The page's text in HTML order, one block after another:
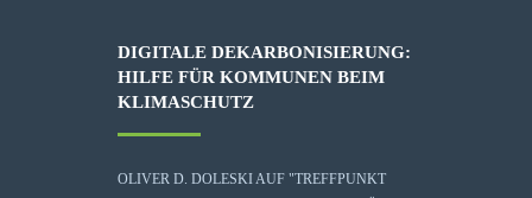
DIGITALE DEKARBONISIERUNG:
HILFE FÜR KOMMUNEN BEIM
KLIMASCHUTZ
OLIVER D. DOLESKI AUF "TREFFPUNKT